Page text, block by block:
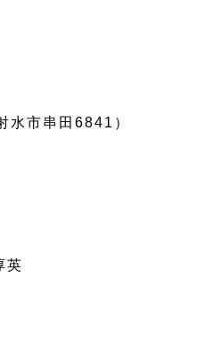
水市串田6841）
淳英